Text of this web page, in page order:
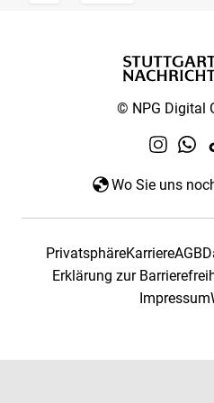
© NPG Digital
Wo Sie uns
PrivatsphäreKarriereAGB
Erklärung zur
Impressum